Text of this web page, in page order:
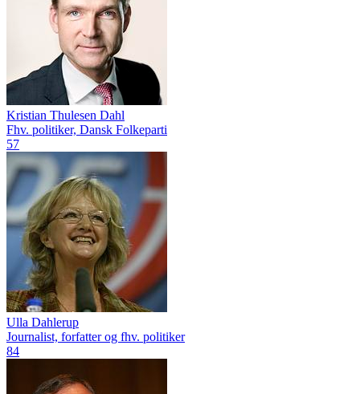
Kristian Thulesen Dahl
Fhv. politiker, Dansk Folkeparti
57
Ulla Dahlerup
Journalist, forfatter og fhv. politiker
84